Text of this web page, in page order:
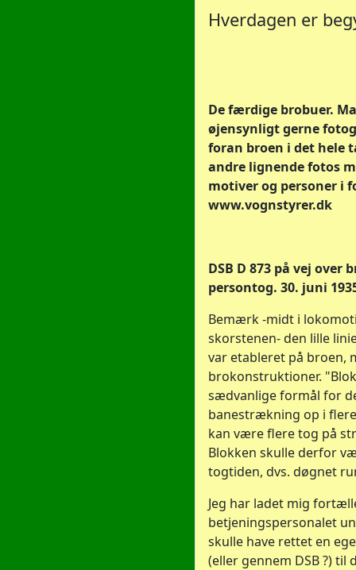
Hverdagen er
De færdige brobuer.
øjensynligt gerne
foran broen i det hele
andre lignende fotos
motiver og personer i
www.vognstyrer.dk
DSB D 873 på vej over
persontog. 30. juni
Bemærk -midt i
skorstenen- den lille
var etableret på broen,
brokonstruktioner.
sædvanlige formål for
banestrækning op i
kan være flere tog på
Blokken skulle derfor
togtiden, dvs. døgnet
Jeg har ladet mig
betjeningspersonalet
skulle have rettet en
(eller gennem DSB ?) til